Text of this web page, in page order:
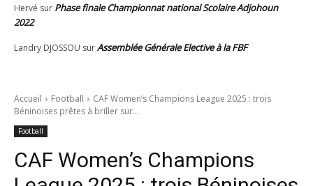
Hervé sur Phase finale Championnat national Scolaire Adjohoun
2022
Landry DJOSSOU surAssemblée Générale Elective à la FBF